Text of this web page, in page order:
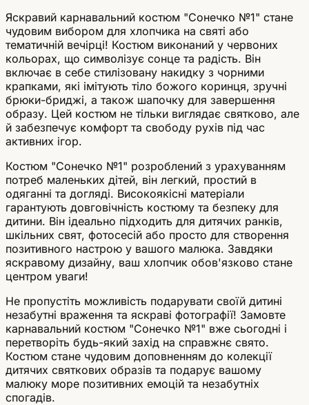
Яскравий карнавальний костюм "Сонечко №1" стане
чудовим вибором для хлопчика на святі або
тематичній вечірці! Костюм виконаний у червоних
кольорах, що символізує сонце та радість. Він
включає в себе стилізовану накидку з чорними
крапками, які імітують тіло божого коринця, зручні
брюки-бриджі, а також шапочку для завершення
образу. Цей костюм не тільки виглядає святково, але
й забезпечує комфорт та свободу рухів під час
активних ігор.
Костюм "Сонечко №1" розроблений з урахуванням
потреб маленьких дітей, він легкий, простий в
одяганні та догляді. Високоякісні матеріали
гарантують довговічність костюму та безпеку для
дитини. Він ідеально підходить для дитячих ранків,
шкільних свят, фотосесій або просто для створення
позитивного настрою у вашого малюка. Завдяки
яскравому дизайну, ваш хлопчик обов'язково стане
центром уваги!
Не пропустіть можливість подарувати своїй дитині
незабутні враження та яскраві фотографії! Замовте
карнавальний костюм "Сонечко №1" вже сьогодні і
перетворіть будь-який захід на справжнє свято.
Костюм стане чудовим доповненням до колекції
дитячих святкових образів та подарує вашому
малюку море позитивних емоцій та незабутніх
спогадів.